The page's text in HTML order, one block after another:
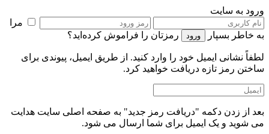
ورود به سایت
مرا
به خاطر بسپار
رمزتان را فراموش کرده‌اید؟
لطفاً نشانی ایمیل خود را‌ وارد کنید. از طریق ایمیل، پیوندی برای
ساختن رمز تازه دریافت خواهید کرد.
بعد از زدن دکمه "دریافت رمز جدید" به صفحه اصلی سایت هدایت
می شوید و یک ایمیل برای شما ارسال می شود.